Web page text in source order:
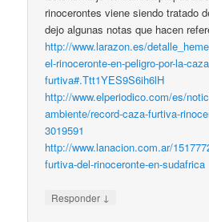
rinocerontes viene siendo tratado
dejo algunas notas que hacen
http://www.larazon.es/
el-rinoceronte-en-peligro-por-la-
furtiva#.Ttt1YES9S6ih6lH
http://www.elperiodico.com/es/
ambiente/record-caza-furtiva-
3019591
http://www.lanacion.com.ar/
furtiva-del-rinoceronte-en-sudafrica
Responder ↓